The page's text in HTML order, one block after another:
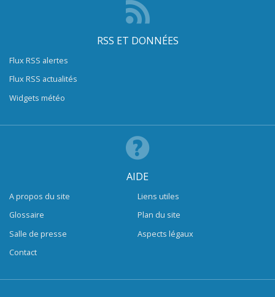
RSS ET DONNÉES
Flux RSS alertes
Flux RSS actualités
Widgets météo
AIDE
A propos du site
Glossaire
Salle de presse
Contact
Liens utiles
Plan du site
Aspects légaux